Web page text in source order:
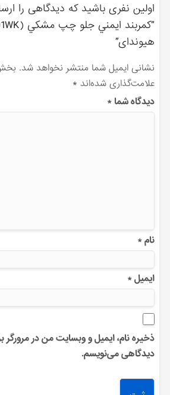
اولین نفری باشید که دیدگاهی را
هیوندای”
نشانی ایمیل شما منتشر نخواهد شد.
علامت‌گذاری شده‌اند *
دیدگاه شما*
نام*
ایمیل*
ذخیره نام، ایمیل و وبسایت من در مرورگر
دیدگاهی می‌نویسم.